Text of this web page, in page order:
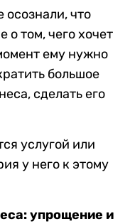
осознали, что
том, чего хочет
ему нужно
большое
сделать его
услугой или
у него к этому
упрощение и